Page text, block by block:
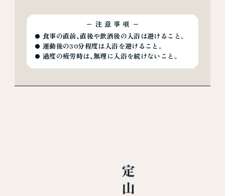
注意事項
食事の直前、直後や飲酒後の入浴は避けること。
運動後の30分程度は入浴を避けること。
過度の疲労時は、無理に入浴を続けないこと。